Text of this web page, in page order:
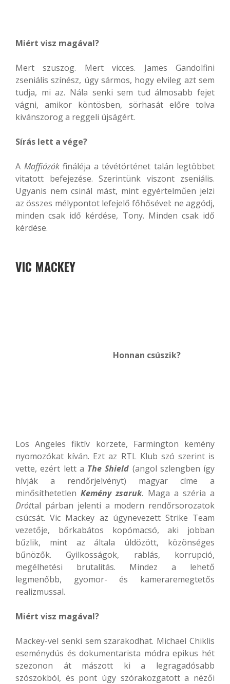
Miért visz magával?
Mert szuszog. Mert vicces. James Gandolfini
zseniális színész, úgy sármos, hogy elvileg azt sem
tudja, mi az. Nála senki sem tud álmosabb fejet
vágni, amikor köntösben, sörhasát előre tolva
kivánszorog a reggeli újságért.
Sírás lett a vége?
A Maffiózókfináléja a tévétörténet talán legtöbbet
vitatott befejezése. Szerintünk viszont zseniális.
Ugyanis nem csinál mást, mint egyértelműen jelzi
az összes mélypontot lefejelő főhősével: ne aggódj,
minden csak idő kérdése, Tony. Minden csak idő
kérdése.
VIC MACKEY
Honnan csúszik?
Los Angeles fiktív körzete, Farmington kemény
nyomozókat kíván. Ezt az RTL Klub szó szerint is
vette, ezért lett a The Shield (angol szlengben így
hívják a rendőrjelvényt) magyar címe a
minősíthetetlenKemény zsaruk. Maga a széria a
Dróttal párban jelenti a modern rendőrsorozatok
csúcsát. Vic Mackey az úgynevezett Strike Team
vezetője, bőrkabátos kopómacsó, aki jobban
bűzlik, mint az általa üldözött, közönséges
bűnözők. Gyilkosságok, rablás, korrupció,
megélhetési brutalitás. Mindez a lehető
legmenőbb, gyomor- és kameraremegtetős
realizmussal.
Miért visz magával?
Mackey-vel senki sem szarakodhat. Michael Chiklis
eseménydús és dokumentarista módra epikus hét
szezonon át mászott ki a legragadósabb
szószokból, és pont úgy szórakozgatott a nézői